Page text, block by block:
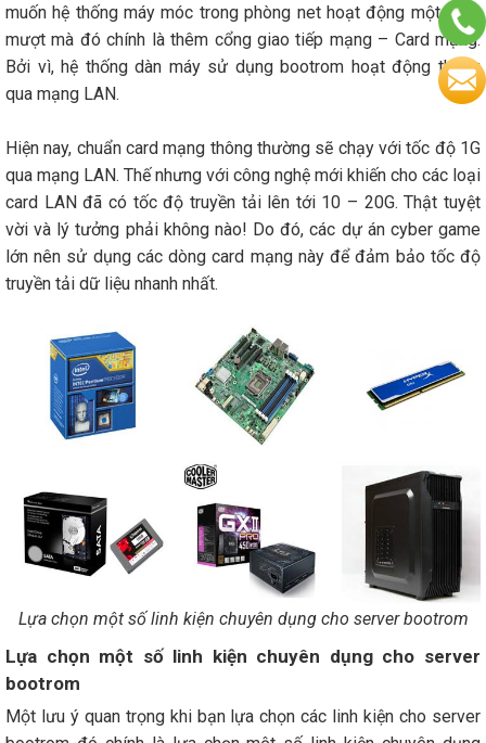
muốn hệ thống máy móc trong phòng net hoạt động một cách
mượt mà đó chính là thêm cổng giao tiếp mạng – Card mạng.
Bởi vì, hệ thống dàn máy sử dụng bootrom hoạt động thông
qua mạng LAN.
Hiện nay, chuẩn card mạng thông thường sẽ chạy với tốc độ 1G
qua mạng LAN. Thế nhưng với công nghệ mới khiến cho các loại
card LAN đã có tốc độ truyền tải lên tới 10 – 20G. Thật tuyệt
vời và lý tưởng phải không nào! Do đó, các dự án cyber game
lớn nên sử dụng các dòng card mạng này để đảm bảo tốc độ
truyền tải dữ liệu nhanh nhất.
Lựa chọn một số linh kiện chuyên dụng cho server bootrom
Lựa chọn một số linh kiện chuyên dụng cho server
bootrom
Một lưu ý quan trọng khi bạn lựa chọn các linh kiện cho server